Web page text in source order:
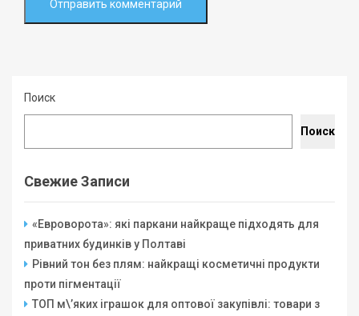
Поиск
Поиск
Свежие Записи
«Евроворота»: які паркани найкраще підходять для
приватних будинків у Полтаві
Рівний тон без плям: найкращі косметичні продукти
проти пігментації
ТОП м\’яких іграшок для оптової закупівлі: товари з